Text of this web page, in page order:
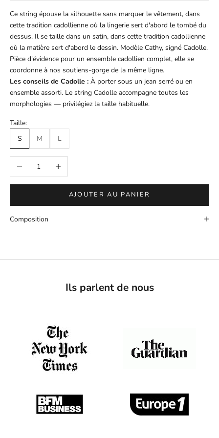
Ce string épouse la silhouette sans marquer le vêtement, dans
cette tradition cadollienne où la lingerie sert d'abord le tombé du
dessus. Il se taille dans un satin, dans cette tradition cadollienne
où la matière sert d'abord le dessin. Modèle Cathy, signé Cadolle.
Pièce d'évidence pour un ensemble cadollien complet, elle se
coordonne à nos soutiens-gorge de la même ligne.
Les conseils de Cadolle : À porter sous un jean serré ou en
ensemble assorti. Le string Cadolle accompagne toutes les
morphologies — privilégiez la taille habituelle.
Taille:
S
M L
Diminuer la quantitéAugmenter la quantité
AJOUTER AU PANIER
Composition
Ils parlent de nous